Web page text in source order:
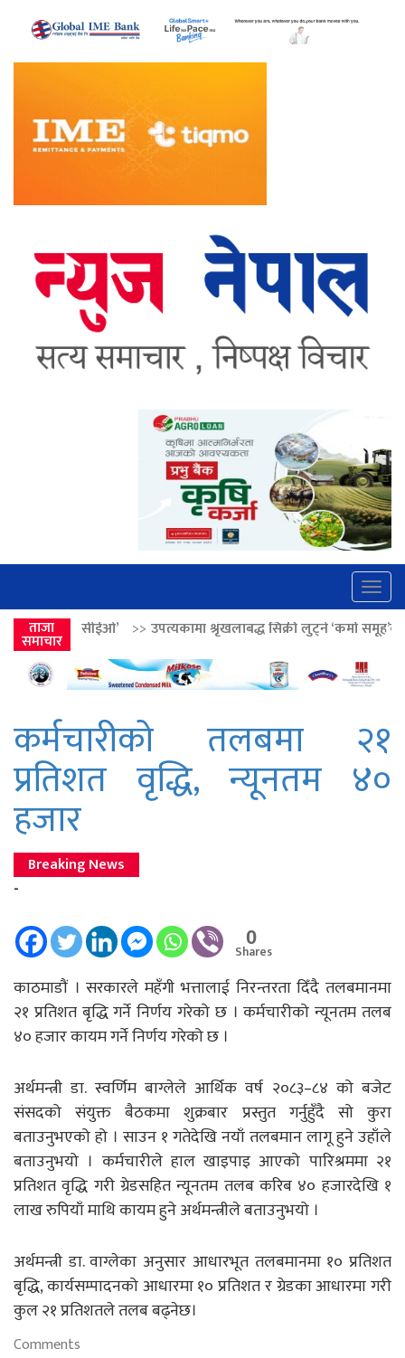
ताजा
समाचार
उपत्यकामा श्रृंखलाबद्ध सिक्री लुट्ने ‘कर्मा समूह’का नाइकेसहित पाँच पक्राउ
कर्मचारीको तलबमा २१
प्रतिशत वृद्धि, न्यूनतम ४०
हजार
Breaking News
-
0
Shares
काठमाडौं । सरकारले महँगी भत्तालाई निरन्तरता दिँदै तलबमानमा
२१ प्रतिशत बृद्धि गर्ने निर्णय गरेको छ । कर्मचारीको न्यूनतम तलब
४० हजार कायम गर्ने निर्णय गरेको छ ।
अर्थमन्त्री डा. स्वर्णिम बाग्लेले आर्थिक वर्ष २०८३–८४ को बजेट
संसदको संयुक्त बैठकमा शुक्रबार प्रस्तुत गर्नुहुँदै सो कुरा
बताउनुभएको हो । साउन १ गतेदेखि नयाँ तलबमान लागू हुने उहाँले
बताउनुभयो । कर्मचारीले हाल खाइपाइ आएको पारिश्रममा २१
प्रतिशत वृद्धि गरी ग्रेडसहित न्यूनतम तलब करिब ४० हजारदेखि १
लाख रुपियाँ माथि कायम हुने अर्थमन्त्रीले बताउनुभयो ।
अर्थमन्त्री डा. वाग्लेका अनुसार आधारभूत तलबमानमा १० प्रतिशत
बृद्धि, कार्यसम्पादनको आधारमा १० प्रतिशत र ग्रेडका आधारमा गरी
कुल २१ प्रतिशतले तलब बढ्नेछ।
Comments